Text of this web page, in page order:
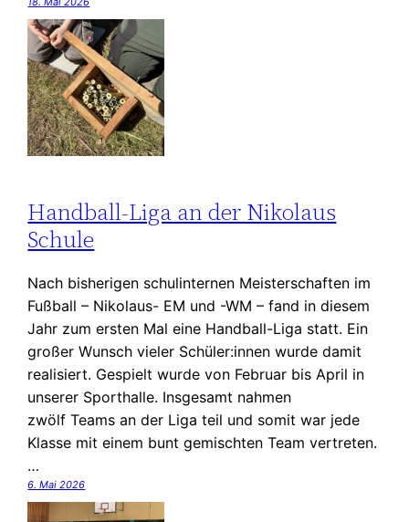
Handball-Liga an der Nikolaus
Schule
Nach bisherigen schulinternen Meisterschaften im
Fußball – Nikolaus- EM und -WM – fand in diesem
Jahr zum ersten Mal eine Handball-Liga statt. Ein
großer Wunsch vieler Schüler:innen wurde damit
realisiert. Gespielt wurde von Februar bis April in
unserer Sporthalle. Insgesamt nahmen
zwölf Teams an der Liga teil und somit war jede
Klasse mit einem bunt gemischten Team vertreten.
…
6. Mai 2026